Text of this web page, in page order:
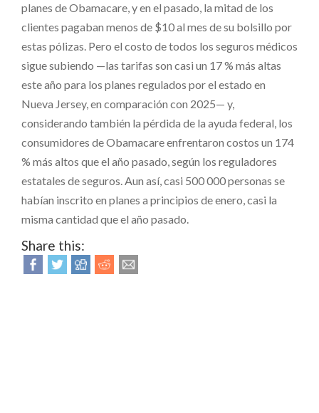
planes de Obamacare, y en el pasado, la mitad de los
clientes pagaban menos de $10 al mes de su bolsillo por
estas pólizas. Pero el costo de todos los seguros médicos
sigue subiendo —las tarifas son casi un 17 % más altas
este año para los planes regulados por el estado en
Nueva Jersey, en comparación con 2025— y,
considerando también la pérdida de la ayuda federal, los
consumidores de Obamacare enfrentaron costos un 174
% más altos que el año pasado, según los reguladores
estatales de seguros. Aun así, casi 500 000 personas se
habían inscrito en planes a principios de enero, casi la
misma cantidad que el año pasado.
Share this: